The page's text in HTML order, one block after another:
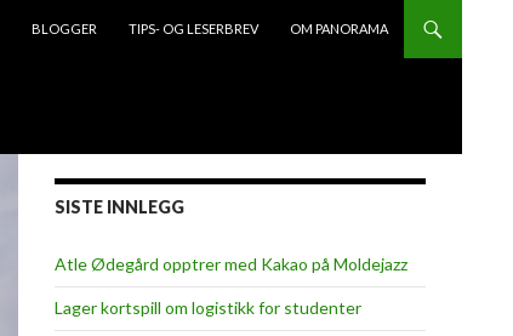
BLOGGER TIPS- OG LESERBREV OM PANORAMA
SISTE INNLEGG
Atle Ødegård opptrer med Kakao på Moldejazz
Lager kortspill om logistikk for studenter